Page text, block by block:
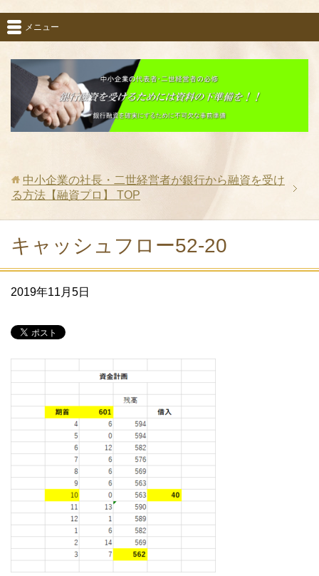
メニュー
中小企業の社長・二世経営者が銀行から融資を受け
る方法【融資プロ】
TOP
キャッシュフロー52-20
2019年11月5日